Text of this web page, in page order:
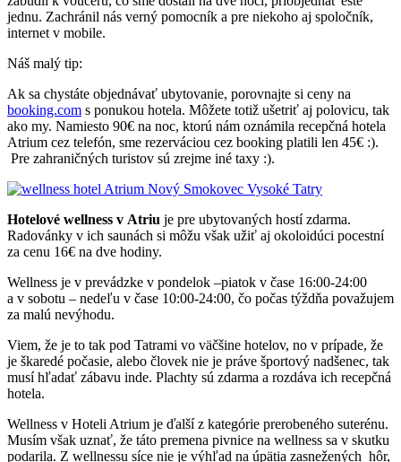
jednu. Zachránil nás verný pomocník a pre niekoho aj spoločník,
internet v mobile.
Náš malý tip:
Ak sa chystáte objednávať ubytovanie, porovnajte si ceny na
booking.com s ponukou hotela. Môžete totiž ušetriť aj polovicu, tak
ako my. Namiesto 90€ na noc, ktorú nám oznámila recepčná hotela
Atrium cez telefón, sme rezerváciou cez booking platili len 45€ :).
Pre zahraničných turistov sú zrejme iné taxy :).
Hotelové wellness v Atriu je pre ubytovaných hostí zdarma.
Radovánky v ich saunách si môžu však užiť aj okoloidúci pocestní
za cenu 16€ na dve hodiny.
Wellness je v prevádzke v pondelok –piatok v čase 16:00-24:00
a v sobotu – nedeľu v čase 10:00-24:00, čo počas týždňa považujem
za malú nevýhodu.
Viem, že je to tak pod Tatrami vo väčšine hotelov, no v prípade, že
je škaredé počasie, alebo človek nie je práve športový nadšenec, tak
musí hľadať zábavu inde. Plachty sú zdarma a rozdáva ich recepčná
hotela.
Wellness v Hoteli Atrium je ďalší z kategórie prerobeného suterénu.
Musím však uznať, že táto premena pivnice na wellness sa v skutku
podarila. Z wellnessu síce nie je výhľad na úpätia zasnežených hôr,